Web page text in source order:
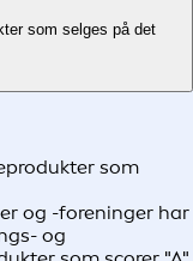
som selges på det
som
og -foreninger har
og